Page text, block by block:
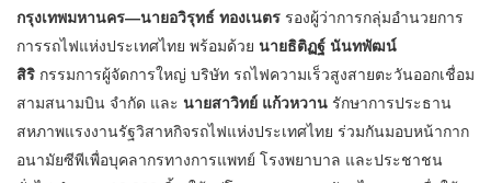
กรุงเทพมหานคร—นายอวิรุทธ์ ทองเนตร รองผู้ว่าการกลุ่มอำนวยการ
การรถไฟแห่งประเทศไทย พร้อมด้วย นายธิติฏฐ์ นันทพัฒน์
สิริ กรรมการผู้จัดการใหญ่ บริษัท รถไฟความเร็วสูงสายตะวันออกเชื่อม
สามสนามบิน จำกัด และ นายสาวิทย์ แก้วหวาน รักษาการประธาน
สหภาพแรงงานรัฐวิสาหกิจรถไฟแห่งประเทศไทย ร่วมกันมอบหน้ากาก
อนามัยซีพีเพื่อบุคลากรทางการแพทย์ โรงพยาบาล และประชาชน